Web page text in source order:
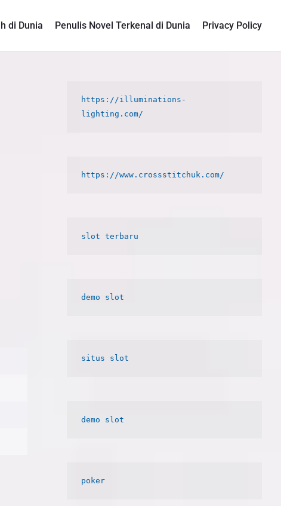
di Dunia Penulis Novel Terkenal di Dunia Privacy Policy
https://illuminations-
demo slot
poker